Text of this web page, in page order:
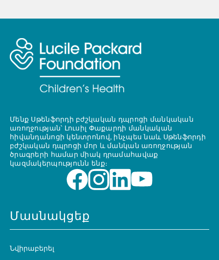
Մենք Սթենֆորդի բժշկական դպրոցի մանկական
առողջության՝ Լուսիլ Փաքարդի մանկական
հիվանդանոցի կենտրոնով, ինչպես նաև Սթենֆորդի
բժշկական դպրոցի մոր և մանկան առողջության
ծրագրերի համար միակ դրամահավաք
կազմակերպությունն ենք։
Մասնակցեք
Նվիրաբերել